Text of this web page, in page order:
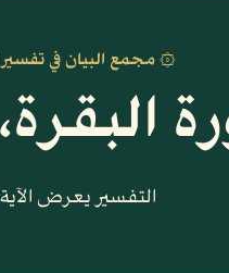
۞ مجمع البيان في تفسير
البقرة،
التفسير يعرض الآية ٣٦